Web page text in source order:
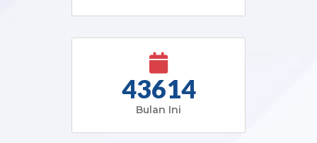
43614
Bulan Ini